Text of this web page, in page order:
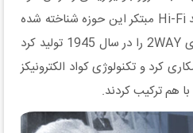
کرده اند. وارفیدل به عنوان برند Hi-Fi مبتکر این حوزه شناخته شده
است و یکی از اولین بلندگوهای 2WAY را در سال 1945 تولید کرد
کرد و تکنولوژی کواد الکترونیکز
هم ترکیب کردند.